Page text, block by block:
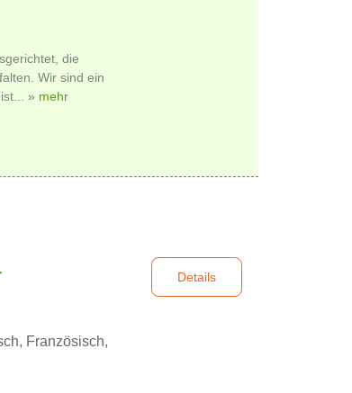
die
Wir sind ein
» mehr
Französisch,
Details